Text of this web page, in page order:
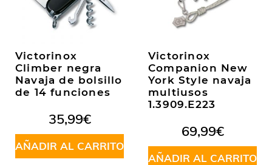
Victorinox
Climber negra
Navaja de bolsillo
de 14 funciones
35,99€
AÑADIR AL CARRITO
Victorinox
Companion New
York Style navaja
multiusos
1.3909.E223
69,99€
AÑADIR AL CARRITO